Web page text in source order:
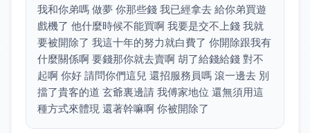
我和你弟嗎 做夢 你那些錢 我已經拿去 給你弟買遊
戲機了 他什麼時候不能買啊 我要是交不上錢 我就
要被開除了 我這十年的努力就白費了 你開除跟我有
什麼關係啊 要錢那你就去賣啊 胡了給錢給錢 對不
起啊 你好 請問你們這兒 還招服務員嗎 滾一邊去 別
擋了貴客的道 玄爺裏邊請 我傅家地位 還無須用這
種方式來體現 還著幹嘛啊 你被開除了